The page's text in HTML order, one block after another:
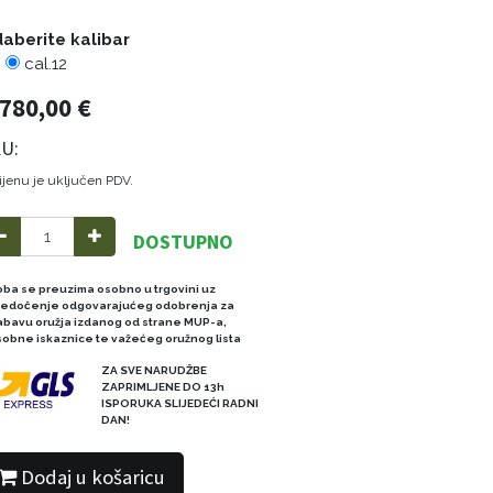
kalibar
cal.12
€
je uključen PDV.
DOSTUPNO
se preuzima osobno u trgovini uz
odgovarajućeg odobrenja za
oružja izdanog od strane MUP-a,
iskaznice te važećeg oružnog lista
ZA SVE NARUDŽBE
ZAPRIMLJENE DO 13h
ISPORUKA SLIJEDEĆI RADNI
DAN!
Dodaj u košaricu